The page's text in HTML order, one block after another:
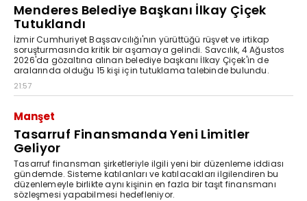
Menderes Belediye Başkanı İlkay Çiçek
Tutuklandı
İzmir Cumhuriyet Başsavcılığı'nın yürüttüğü rüşvet ve irtikap
soruşturmasında kritik bir aşamaya gelindi. Savcılık, 4 Ağustos
2026'da gözaltına alınan belediye başkanı İlkay Çiçek'in de
aralarında olduğu 15 kişi için tutuklama talebinde bulundu.
21:57
Manşet
Tasarruf Finansmanda Yeni Limitler
Geliyor
Tasarruf finansman şirketleriyle ilgili yeni bir düzenleme iddiası
gündemde. Sisteme katılanları ve katılacakları ilgilendiren bu
düzenlemeyle birlikte aynı kişinin en fazla bir taşıt finansmanı
sözleşmesi yapabilmesi hedefleniyor.